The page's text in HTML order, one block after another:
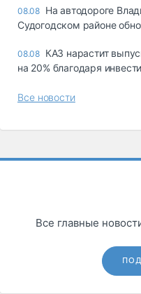
08.08 На автодороге
Судогодском районе
08.08 КАЗ нарастит
на 20% благодаря
Все новости
Все главные